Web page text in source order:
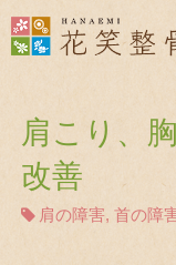
肩こり、
改善
肩の障害, 首の障